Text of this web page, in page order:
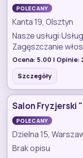
POLECANY
Kanta 19, Olsztyn
Nasze
Zagęszczanie
Ocena: 5.00 | Opinie:
Szczegóły
Salon Fryzjerski
POLECANY
Dzielna 15,
Brak opisu